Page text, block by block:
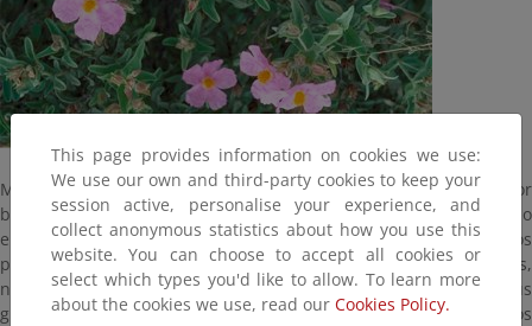
Mata o arbusto erguido, muy ramoso, en conjunto de un color
blanco-grisáceo. Sus hojas, que asemejan fieltro, son aovadas o
elípticas, con el borde entero y recorridas por 3-5 nervios
principales, están densamente cubiertas de pelos estrellados,
nacen opuestas, sin peciolo y abrazando al tallo en la base. Sus
grandes y vistosas flores, de 4-6 cm de diámetro tienen largos
This page provides information on cookies we use:
We use our own and third-party cookies to keep your
session active, personalise your experience, and
collect anonymous statistics about how you use this
website. You can choose to accept all cookies or
select which types you'd like to allow. To learn more
about the cookies we use, read our Cookies Policy.